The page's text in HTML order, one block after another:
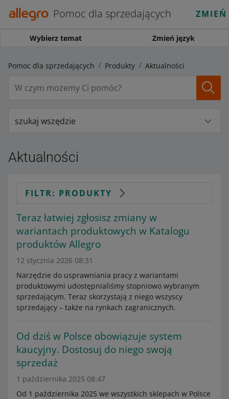
Pomoc dla sprzedających
Wybierz temat Zmień język
Pomoc dla sprzedających Produkty Aktualności
szukaj wszędzie
Aktualności
FILTR: PRODUKTY
Teraz łatwiej zgłosisz zmiany w
wariantach produktowych w Katalogu
produktów Allegro
12 stycznia 2026 08:31
Narzędzie do usprawniania pracy z wariantami
produktowymi udostępnialiśmy stopniowo wybranym
sprzedającym. Teraz skorzystają z niego wszyscy
sprzedający – także na rynkach zagranicznych.
Od dziś w Polsce obowiązuje system
kaucyjny. Dostosuj do niego swoją
sprzedaż
1 października 2025 08:47
Od 1 października 2025 we wszystkich sklepach w Polsce